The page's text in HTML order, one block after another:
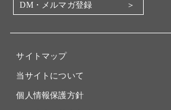
電子公告
DM・メルマガ登録
サイトマップ
当サイトについて
個人情報保護方針